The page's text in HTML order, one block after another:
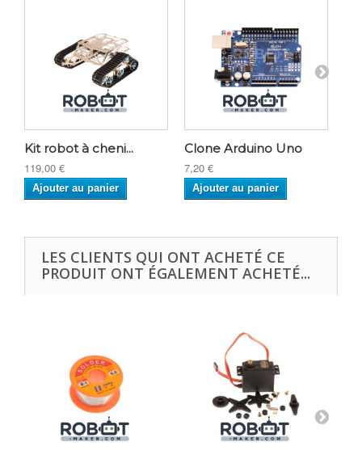
Kit robot à cheni...
119,00 €
Ajouter au panier
Clone Arduino Uno
7,20 €
Ajouter au panier
LES CLIENTS QUI ONT ACHETÉ CE
PRODUIT ONT ÉGALEMENT ACHETÉ...